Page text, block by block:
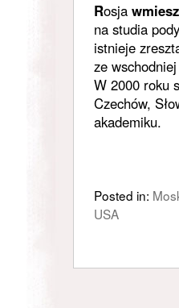
Rosja
na studia
istnieje
ze
W 2000 roku
Czechów,
akademiku.
Posted in:
USA